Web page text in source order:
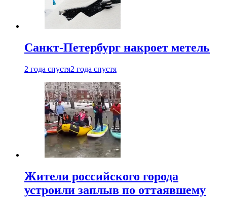
Санкт-Петербург накроет метель
2 года спустя2 года спустя
Жители российского города
устроили заплыв по оттаявшему